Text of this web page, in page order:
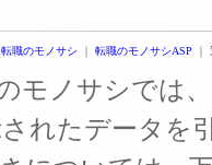
職のモノサシ ｜ 転職のモノサシASP ｜
モノサシでは
れたデータを